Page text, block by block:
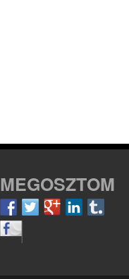
MEGOSZTOM